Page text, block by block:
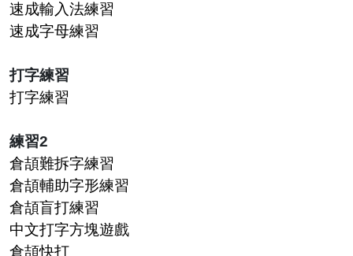
速成輸入法練習
速成字母練習
打字練習
打字練習
練習2
倉頡難拆字練習
倉頡輔助字形練習
倉頡盲打練習
中文打字方塊遊戲
倉頡快打